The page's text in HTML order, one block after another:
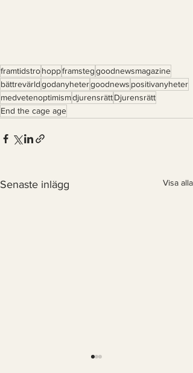
framtidstrohoppframsteggoodnewsmagazine
bättrevärldgodanyhetergoodnews positivanyheter
medvetenoptimismdjurensrättDjurensrätt
End the cage age
Senaste inlägg Visa alla